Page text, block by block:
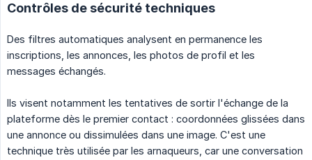
Contrôles de sécurité techniques
Des filtres automatiques analysent en permanence les
inscriptions, les annonces, les photos de profil et les
messages échangés.
Ils visent notamment les tentatives de sortir l'échange de la
plateforme dès le premier contact : coordonnées glissées dans
une annonce ou dissimulées dans une image. C'est une
technique très utilisée par les arnaqueurs, car une conversation